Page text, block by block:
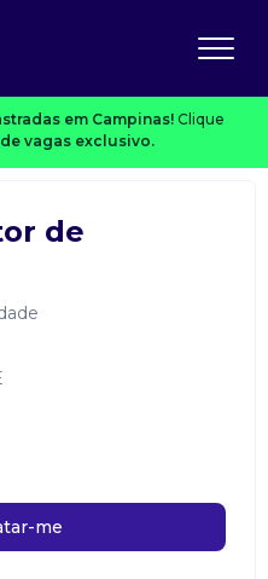
em Campinas! Clique
vagas exclusivo.
de
me